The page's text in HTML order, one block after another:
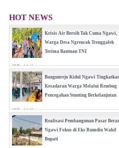
HOT NEWS
Krisis Air Bersih Tak Cuma Ngawi,
Warga Desa Ngrencak Trenggalek
Terima Bantuan TNI
(0 Reply(s))
Bangunrejo Kidul Ngawi
Kesadaran Warga Melalui Rembug
Pencegahan Stunting Berkelanjutan
(0 Reply(s))
Realisasi Pembangunan Pasar
Ngawi Fokus di Eks Rumdin Wakil
Bupati